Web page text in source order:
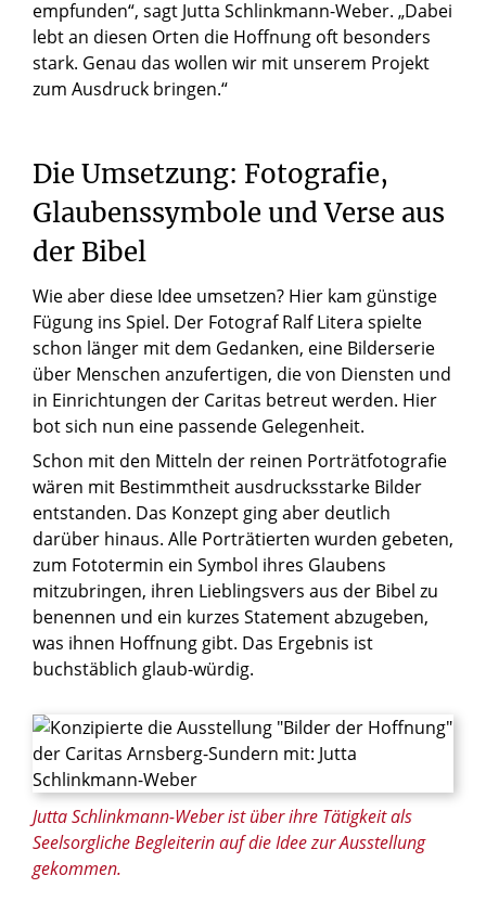
empfunden“, sagt Jutta Schlinkmann-Weber. „Dabei
lebt an diesen Orten die Hoffnung oft besonders
stark. Genau das wollen wir mit unserem Projekt
zum Ausdruck bringen.“
Die Umsetzung: Fotografie,
Glaubenssymbole und Verse aus
der Bibel
Jutta Schlinkmann-Weber ist über ihre Tätigkeit als
Seelsorgliche Begleiterin auf die Idee zur Ausstellung
gekommen.
Wie aber diese Idee umsetzen? Hier kam günstige
Fügung ins Spiel. Der Fotograf Ralf Litera spielte
schon länger mit dem Gedanken, eine Bilderserie
über Menschen anzufertigen, die von Diensten und
in Einrichtungen der Caritas betreut werden. Hier
bot sich nun eine passende Gelegenheit.
Schon mit den Mitteln der reinen Porträtfotografie
wären mit Bestimmtheit ausdrucksstarke Bilder
entstanden. Das Konzept ging aber deutlich
darüber hinaus. Alle Porträtierten wurden gebeten,
zum Fototermin ein Symbol ihres Glaubens
mitzubringen, ihren Lieblingsvers aus der Bibel zu
benennen und ein kurzes Statement abzugeben,
was ihnen Hoffnung gibt. Das Ergebnis ist
buchstäblich glaub-würdig.